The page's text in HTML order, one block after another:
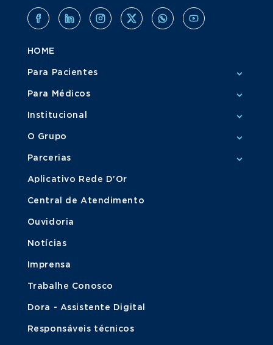
HOME
Para Pacientes
Para Médicos
Institucional
O Grupo
Parcerias
Aplicativo Rede D'Or
Central de Atendimento
Ouvidoria
Notícias
Imprensa
Trabalhe Conosco
Dora - Assistente Digital
Responsáveis técnicos